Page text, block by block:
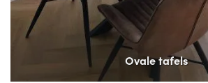
Ovale tafels